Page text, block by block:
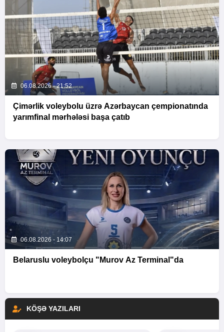
06.08.2026 - 21:52
Çimərlik voleybolu üzrə Azərbaycan çempionatında
yarımfinal mərhələsi başa çatıb
06.08.2026 - 14:07
Belaruslu voleybolçu "Murov Az Terminal"da
KÖŞƏ YAZILARI